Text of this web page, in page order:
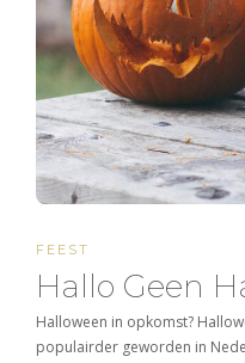
FEEST
Hallo Geen
Halloween in opkomst?
populairder geworden in